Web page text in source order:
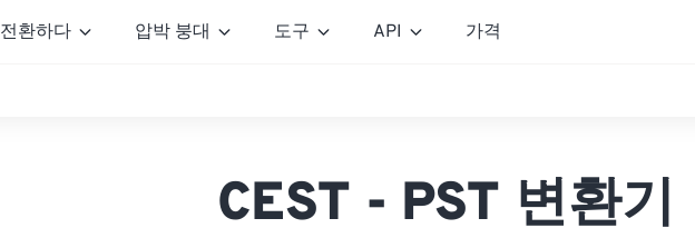
전환하다 압박 붕대 도구 API 가격
CEST - PST 변환기